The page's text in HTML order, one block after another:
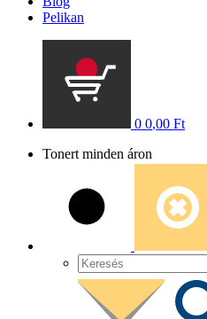
Pelikan
0 0,00 Ft
Tonert minden áron